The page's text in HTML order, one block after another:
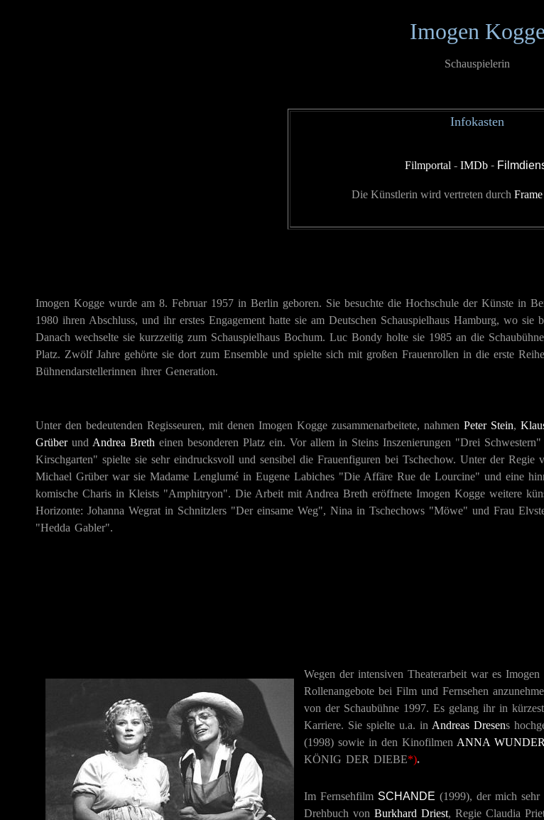
Imogen Kogge
Schauspielerin
Infokasten
Filmportal - IMDb -
Die Künstlerin wird vertreten durch
Imogen Kogge wurde am 8. Februar 1957 in Berlin geboren. Sie besuchte die Hochschule der Künste in
1980 ihren Abschluss, und ihr erstes Engagement hatte sie am Deutschen Schauspielhaus Hamburg, wo sie
Danach wechselte sie kurzzeitig zum Schauspielhaus Bochum. Luc Bondy holte sie 1985 an die
Platz. Zwölf Jahre gehörte sie dort zum Ensemble und spielte sich mit großen Frauenrollen in die erste
Bühnendarstellerinnen ihrer Generation.
Unter den bedeutenden Regisseuren, mit denen Imogen Kogge zusammenarbeitete, nahmen Peter Stein,
Grüberund Andrea Breth einen besonderen Platz ein. Vor allem in Steins Inszenierungen "Drei
Kirschgarten" spielte sie sehr eindrucksvoll und sensibel die Frauenfiguren bei Tschechow. Unter der Regie
Michael Grüber war sie Madame Lenglumé in Eugene Labiches "Die Affäre Rue de Lourcine" und eine
komische Charis in Kleists "Amphitryon". Die Arbeit mit Andrea Breth eröffnete Imogen Kogge weitere
Horizonte: Johanna Wegrat in Schnitzlers "Der einsame Weg", Nina in Tschechows "Möwe" und Frau
"Hedda Gabler".
Wegen der intensiven Theaterarbeit war es
Rollenangebote bei Film und Fernsehen
von der Schaubühne 1997. Es gelang ihr in
Karriere. Sie spielte u.a. in Andreas Dresens
(1998) sowie in den Kinofilmen ANNA WUNDER
KÖNIG DER DIEBE*).
Im Fernsehfilm SCHANDE (1999), der mich sehr
Drehbuch von Burkhard Driest, Regie Claudia